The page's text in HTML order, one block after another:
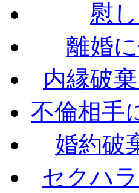
慰
離婚
内縁破
不倫相手
婚約破
セクハ